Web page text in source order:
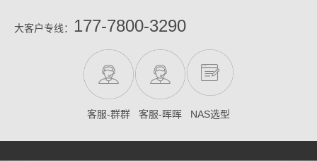
大客户专线： 177-7800-3290
客服-群群 客服-晖晖 NAS选型